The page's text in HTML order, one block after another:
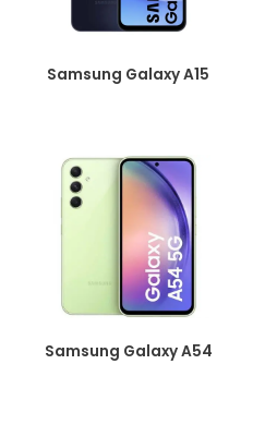
Samsung Galaxy A15
Samsung Galaxy A54